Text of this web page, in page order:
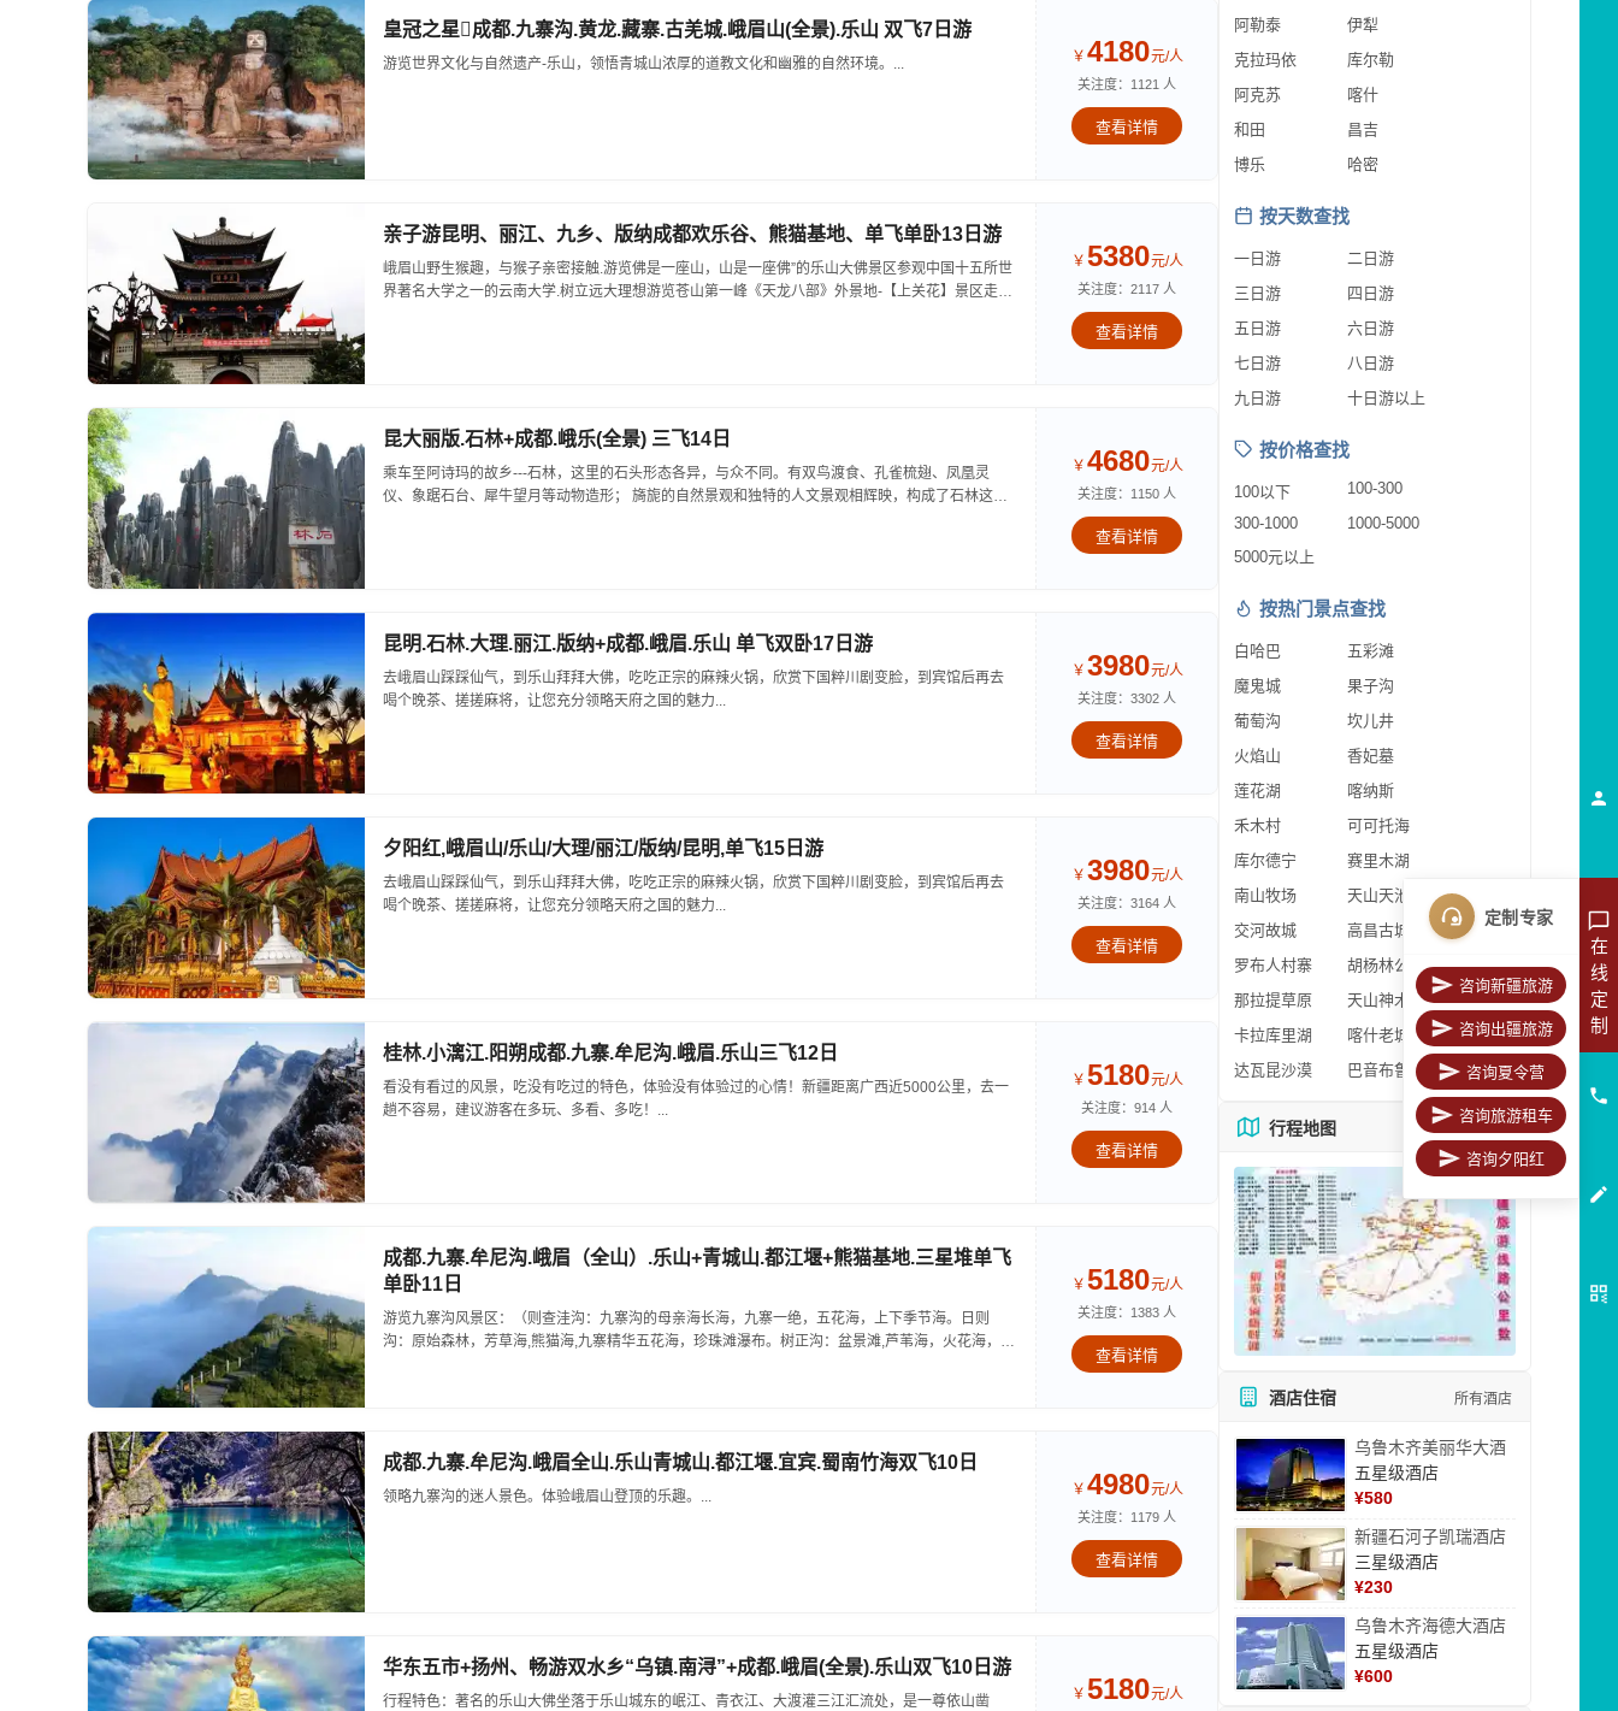
皇冠之星成都.九寨沟.黄龙.藏寨.古羌城.峨眉山(全景).乐山 双飞7日游
游览世界文化与自然遗产-乐山，领悟青城山浓厚的道教文化和幽雅的自然环境。... ￥ 4180元/人
关注度：1121 人
查看详情
亲子游昆明、丽江、九乡、版纳成都欢乐谷、熊猫基地、单飞单卧13日游
峨眉山野生猴趣，与猴子亲密接触.游览佛是一座山，山是一座佛”的乐山大佛景区参观中国十五所世
界著名大学之一的云南大学.树立远大理想游览苍山第一峰《天龙八部》外景地-【上关花】景区走进
￥ 5380元/人
关注度：2117 人
查看详情
昆大丽版.石林+成都.峨乐(全景) 三飞14日
乘车至阿诗玛的故乡---石林，这里的石头形态各异，与众不同。有双鸟渡食、孔雀梳翅、凤凰灵
仪、象踞石台、犀牛望月等动物造形； 旖旎的自然景观和独特的人文景观相辉映，构成了石林这道
￥ 4680元/人
关注度：1150 人
查看详情
昆明.石林.大理.丽江.版纳+成都.峨眉.乐山 单飞双卧17日游
去峨眉山踩踩仙气，到乐山拜拜大佛，吃吃正宗的麻辣火锅，欣赏下国粹川剧变脸，到宾馆后再去
喝个晚茶、搓搓麻将，让您充分领略天府之国的魅力...
￥ 3980元/人
关注度：3302 人
查看详情
夕阳红,峨眉山/乐山/大理/丽江/版纳/昆明,单飞15日游
去峨眉山踩踩仙气，到乐山拜拜大佛，吃吃正宗的麻辣火锅，欣赏下国粹川剧变脸，到宾馆后再去
喝个晚茶、搓搓麻将，让您充分领略天府之国的魅力...
￥ 3980元/人
关注度：3164 人
查看详情
桂林.小漓江.阳朔成都.九寨.牟尼沟.峨眉.乐山三飞12日
看没有看过的风景，吃没有吃过的特色，体验没有体验过的心情！新疆距离广西近5000公里，去一
趟不容易，建议游客在多玩、多看、多吃！...
￥ 5180元/人
关注度：914 人
查看详情
成都.九寨.牟尼沟.峨眉（全山）.乐山+青城山.都江堰+熊猫基地.三星堆单飞
单卧11日
游览九寨沟风景区：（则查洼沟：九寨沟的母亲海长海，九寨一绝，五花海，上下季节海。日则
沟：原始森林，芳草海,熊猫海,九寨精华五花海，珍珠滩瀑布。树正沟：盆景滩,芦苇海，火花海，卧
￥ 5180元/人
关注度：1383 人
查看详情
成都.九寨.牟尼沟.峨眉全山.乐山青城山.都江堰.宜宾.蜀南竹海双飞10日
领略九寨沟的迷人景色。体验峨眉山登顶的乐趣。... ￥ 4980元/人
关注度：1179 人
查看详情
华东五市+扬州、畅游双水乡“乌镇.南浔”+成都.峨眉(全景).乐山双飞10日游
行程特色：著名的乐山大佛坐落于乐山城东的岷江、青衣江、大渡灌三江汇流处，是一尊依山凿
￥ 5180元/人
阿勒泰
伊犁
克拉玛依
库尔勒
阿克苏
喀什
和田
昌吉
博乐
哈密
按天数查找
一日游
二日游
三日游
四日游
五日游
六日游
七日游
八日游
九日游
十日游以上
按价格查找
100以下
100-300
300-1000
1000-5000
5000元以上
按热门景点查找
白哈巴
五彩滩
魔鬼城
果子沟
葡萄沟
坎儿井
火焰山
香妃墓
莲花湖
喀纳斯
禾木村
可可托海
库尔德宁
赛里木湖
南山牧场
天山天池
交河故城
高昌古城
罗布人村寨
胡杨林公园
那拉提草原
天山神木园
卡拉库里湖
喀什老城区
达瓦昆沙漠
巴音布鲁克
行程地图 更多地图
酒店住宿 所有酒店
乌鲁木齐美丽华大酒
五星级酒店
¥580
新疆石河子凯瑞酒店
三星级酒店
¥230
乌鲁木齐海德大酒店
五星级酒店
¥600
在
线
定
制
定制专家
咨询新疆旅游
咨询出疆旅游
咨询夏令营
咨询旅游租车
咨询夕阳红